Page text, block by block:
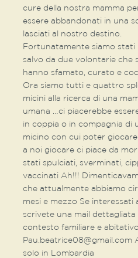
cure della nostra mamma
essere abbandonati in una
lasciati al nostro destino.
Fortunatamente siamo stati
salvo da due volontarie che
hanno sfamato, curato e
Ora siamo tutti e quattro
micini alla ricerca di una
umana …ci piacerebbe
in coppia o in compagnia di
micino con cui poter
a noi giocare ci piace da
stati spulciati, sverminati,
vaccinati Ah!!!
che attualmente abbiamo
mesi e mezzo Se interessati
scrivete una mail dettagliata
contesto familiare e
Pau.beatrice08@gmail.com
solo in Lombardia